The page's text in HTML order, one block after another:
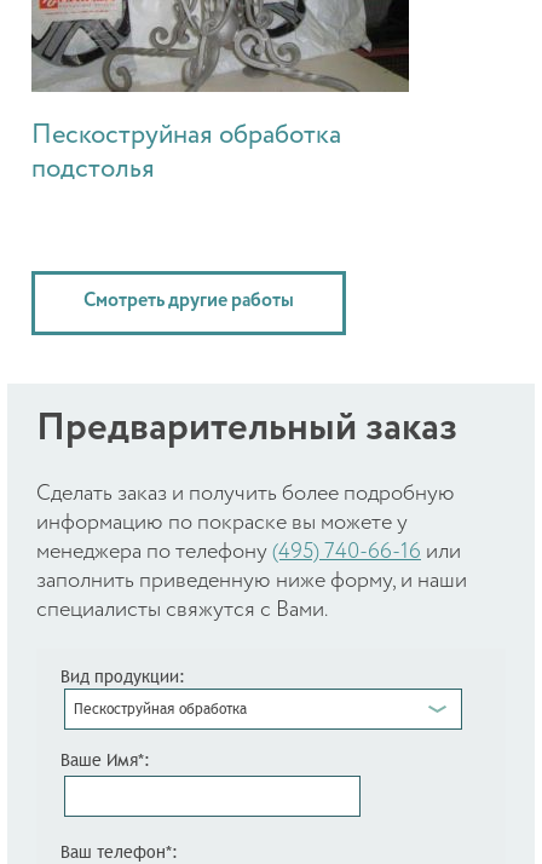
Пескоструйная обработка
подстолья
Смотреть другие работы
Предварительный заказ
Cделать заказ и получить более подробную
информацию по покраске вы можете у
менеджера по телефону (495) 740-66-16 или
заполнить приведенную ниже форму, и наши
специалисты свяжутся с Вами.
Вид продукции:
Пескоструйная обработка
Ваше Имя*:
Ваш телефон*: